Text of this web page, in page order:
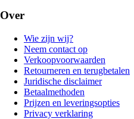
Over
Wie zijn wij?
Neem contact op
Verkoopvoorwaarden
Retourneren en terugbetalen
Juridische disclaimer
Betaalmethoden
Prijzen en leveringsopties
Privacy verklaring